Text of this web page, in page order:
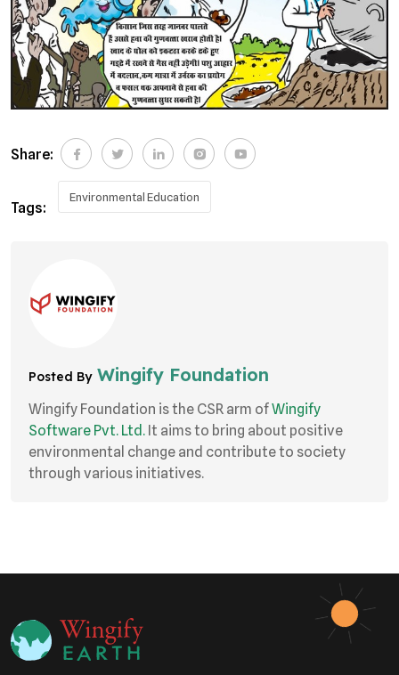
Share:
Tags:
Environmental Education
Posted ByWingify Foundation
Wingify Foundation is the CSR arm ofWingify
Software Pvt. Ltd. It aims to bring about positive
environmental change and contribute to society
through various initiatives.